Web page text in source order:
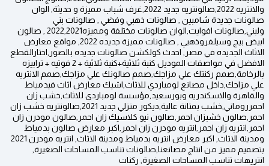
والانتريه 2022,صالونتريه جديد 2022,غرف شباب مميزة و حديثة, الوان
صالونات جديدة شامبين , صالونات ذهبي وفضي , صالونات بني
ولبني,صالونات افوايت,الوان صالونات مختلفة ومميزه2022,2021 , صالون
ابيض بيج وسيلفروذهبي , صالونات مميزة جديده 2022, مواقع معارض
الاثاث الجديده في مصر, احدث كولكشن صالونات جديده بالصور,اختارالقطع
الافضل في مواصفات الموديل كنبة ثلاثية+كنبة ثلاثية + 2 فوتيه + ترابيزه
بالرخامة,صمم ركنتك علي مزاجك,صمم صالونك علي مزاجك,صمم الانتريه
علي مزاجك,داخل مصانع لومباردي للاثاث,اشيك معارض اثاث فيدمياط
والقاهرة والاسكندريه وبورسعيد,مؤسسة لومباردي للاثاث,خشب زان
احمرروماني,خشب بمتانة عالية,ديكور منزلي جديد 2021,صالونتريه خشب زان
احمر,صالون خشبزان احمر,صالون نيو كلاسيك زان احمر,صالون مودرن زان
احمر,انتريه زان احمر,انتريه مودرن زان احمر,اكبر معارض صالون بدمياط
ومدينة الاثاث, اكبر معارض انتريه بدمياط ومدينة الاثاث, انتريه مودرن 2021
بتصميم مميز من انتاج مصانعنا,صالونات تناسب المساحات الصغيرة,
انتريهات تناسب المساحات الصغيرة, ركنات